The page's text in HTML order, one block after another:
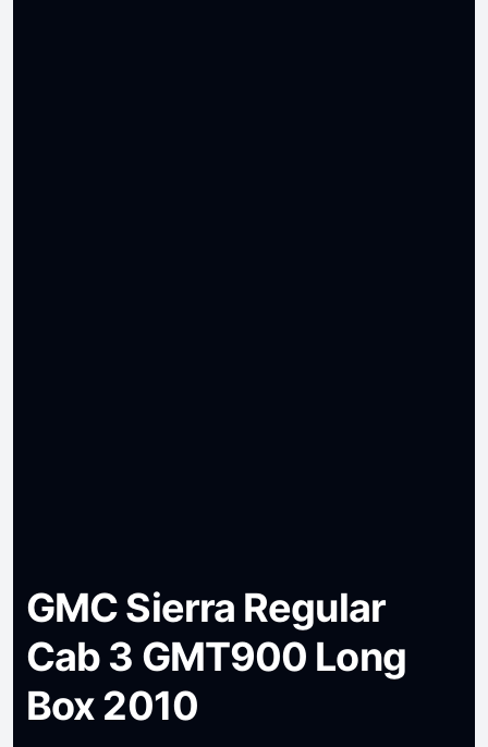
GMC Sierra Regular
Cab 3 GMT900 Long
Box 2010